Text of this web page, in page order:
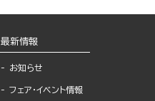
最新情報
お知らせ
フェア・イベント情報